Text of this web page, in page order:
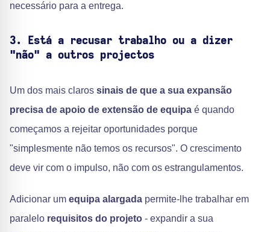
necessário para a entrega.
3. Está a recusar trabalho ou a dizer
"não" a outros projectos
Um dos mais claros sinais de que a sua expansão
precisa de apoio de extensão de equipa é quando
começamos a rejeitar oportunidades porque
"simplesmente não temos os recursos". O crescimento
deve vir com o impulso, não com os estrangulamentos.
Adicionar um equipa alargada permite-lhe trabalhar em
paralelo requisitos do projeto - expandir a sua